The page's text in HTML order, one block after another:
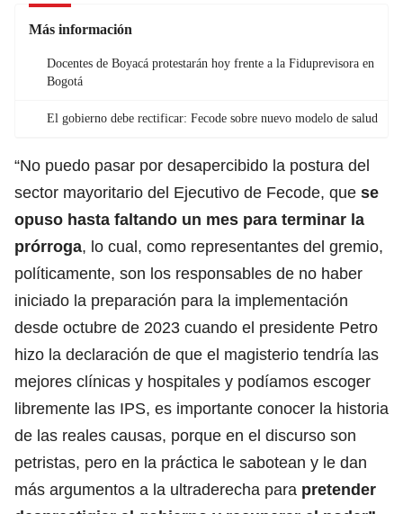
Más información
Docentes de Boyacá protestarán hoy frente a la Fiduprevisora en
Bogotá
El gobierno debe rectificar: Fecode sobre nuevo modelo de salud
“No puedo pasar por desapercibido la postura del
sector mayoritario del Ejecutivo de Fecode, que se
opuso hasta faltando un mes para terminar la
prórroga, lo cual, como representantes del gremio,
políticamente, son los responsables de no haber
iniciado la preparación para la implementación
desde octubre de 2023 cuando el presidente Petro
hizo la declaración de que el magisterio tendría las
mejores clínicas y hospitales y podíamos escoger
libremente las IPS, es importante conocer la historia
de las reales causas, porque en el discurso son
petristas, pero en la práctica le sabotean y le dan
más argumentos a la ultraderecha para pretender